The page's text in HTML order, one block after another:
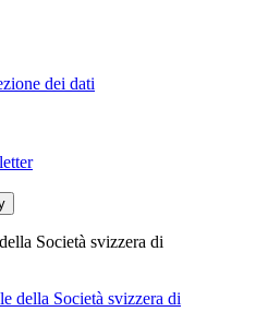
dei dati
Società svizzera di